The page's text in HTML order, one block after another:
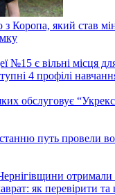
з Коропа, який став
№15 є вільні місця
4 профілі
обслуговує
путь провели
отримали
як перевірити